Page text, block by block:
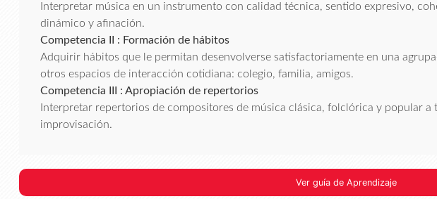
Interpretar música en un instrumento con calidad técnica, sentido expresivo,
dinámico y afinación.
Competencia II : Formación de hábitos
Adquirir hábitos que le permitan desenvolverse satisfactoriamente en una
otros espacios de interacción cotidiana: colegio, familia, amigos.
Competencia III : Apropiación de repertorios
Interpretar repertorios de compositores de música clásica, folclórica y popular
improvisación.
Ver guía de Aprendizaje